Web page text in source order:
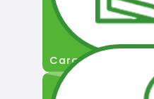
Cara Permohonan